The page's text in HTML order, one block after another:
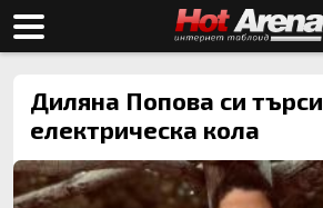
Диляна Попова си търси
електрическа кола